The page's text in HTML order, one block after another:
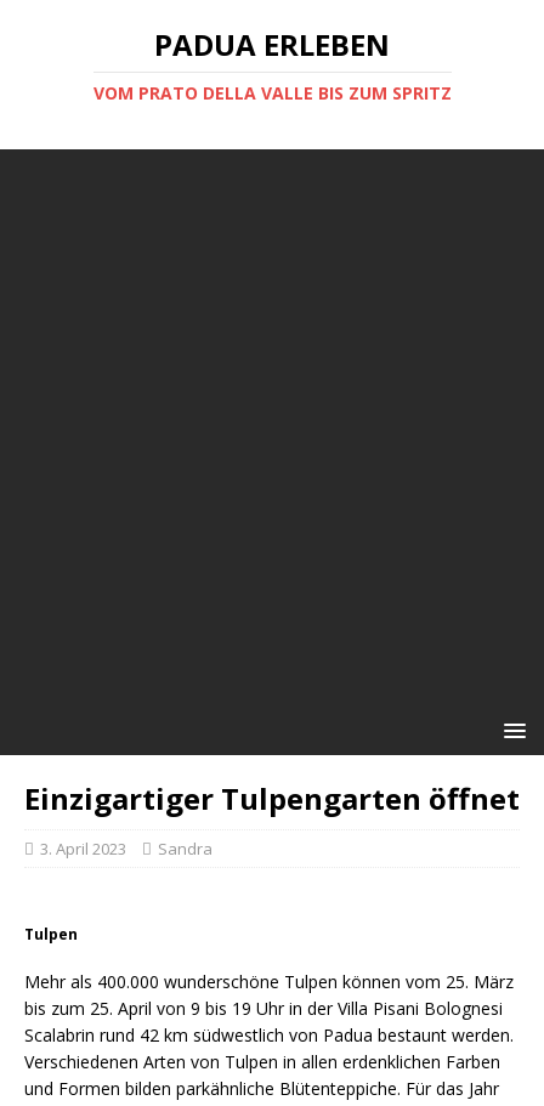
PADUA ERLEBEN
VOM PRATO DELLA VALLE BIS ZUM SPRITZ
Einzigartiger Tulpengarten öffnet
3. April 2023 Sandra
Tulpen
Mehr als 400.000 wunderschöne Tulpen können vom 25. März
bis zum 25. April von 9 bis 19 Uhr in der Villa Pisani Bolognesi
Scalabrin rund 42 km südwestlich von Padua bestaunt werden.
Verschiedenen Arten von Tulpen in allen erdenklichen Farben
und Formen bilden parkähnliche Blütenteppiche. Für das Jahr